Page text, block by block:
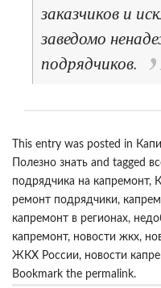
заказчиков и
заведомо
подрядчиков.
This entry was posted in
Полезно знать and tagged
подрядчика на капремонт,
ремонт подрядчики,
капремонт в регионах,
капремонт, новости жкх,
ЖКХ России, новости
Bookmark the permalink.